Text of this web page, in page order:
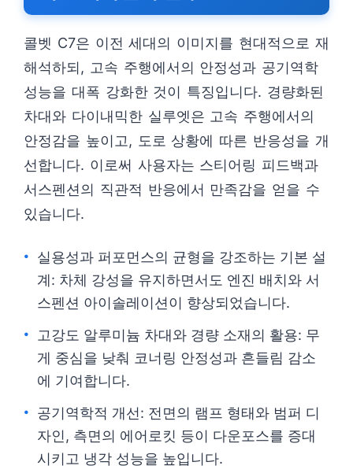
콜벳 C7은 이전 세대의 이미지를 현대적으로 재
해석하되, 고속 주행에서의 안정성과 공기역학
성능을 대폭 강화한 것이 특징입니다. 경량화된
차대와 다이내믹한 실루엣은 고속 주행에서의
안정감을 높이고, 도로 상황에 따른 반응성을 개
선합니다. 이로써 사용자는 스티어링 피드백과
서스펜션의 직관적 반응에서 만족감을 얻을 수
있습니다.
실용성과 퍼포먼스의 균형을 강조하는 기본 설
계: 차체 강성을 유지하면서도 엔진 배치와 서
스펜션 아이솔레이션이 향상되었습니다.
고강도 알루미늄 차대와 경량 소재의 활용: 무
게 중심을 낮춰 코너링 안정성과 흔들림 감소
에 기여합니다.
공기역학적 개선: 전면의 램프 형태와 범퍼 디
자인, 측면의 에어로킷 등이 다운포스를 증대
시키고 냉각 성능을 높입니다.